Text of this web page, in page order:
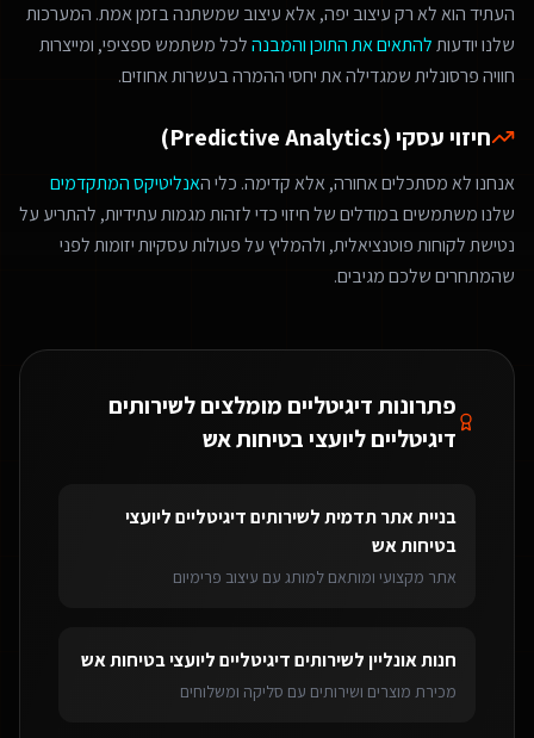
העתיד הוא לא רק עיצוב יפה, אלא עיצוב שמשתנה בזמן אמת. המערכות
שלנו יודעותלהתאים את התוכן והמבנהלכל משתמש ספציפי, ומייצרות
חוויה פרסונלית שמגדילה את יחסי ההמרה בעשרות אחוזים.
חיזוי עסקי (Predictive Analytics)
אנחנו לא מסתכלים אחורה, אלא קדימה. כלי האנליטיקס המתקדמים
שלנו משתמשים במודלים של חיזוי כדי לזהות מגמות עתידיות, להתריע על
נטישת לקוחות פוטנציאלית, ולהמליץ על פעולות עסקיות יזומות לפני
שהמתחרים שלכם מגיבים.
פתרונות דיגיטליים מומלצים לשירותים
דיגיטליים ליועצי בטיחות אש
בניית אתר תדמיתלשירותים דיגיטליים ליועצי
בטיחות אש
אתר מקצועי ומותאם למותג עם עיצוב פרימיום
חנות אונלייןלשירותים דיגיטליים ליועצי בטיחות אש
מכירת מוצרים ושירותים עם סליקה ומשלוחים